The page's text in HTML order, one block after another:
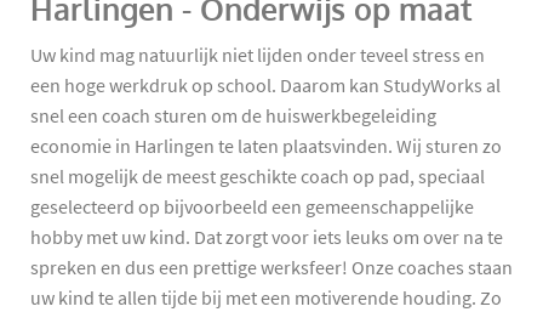
Harlingen - Onderwijs op maat
Uw kind mag natuurlijk niet lijden onder teveel stress en
een hoge werkdruk op school. Daarom kan StudyWorks al
snel een coach sturen om de huiswerkbegeleiding
economie in Harlingen te laten plaatsvinden. Wij sturen zo
snel mogelijk de meest geschikte coach op pad, speciaal
geselecteerd op bijvoorbeeld een gemeenschappelijke
hobby met uw kind. Dat zorgt voor iets leuks om over na te
spreken en dus een prettige werksfeer! Onze coaches staan
uw kind te allen tijde bij met een motiverende houding. Zo